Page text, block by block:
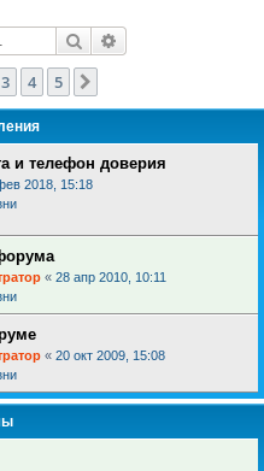
Поиск
3 4 5
и телефон доверия
2018, 15:18
« 28 апр 2010, 10:11
« 20 окт 2009, 15:08